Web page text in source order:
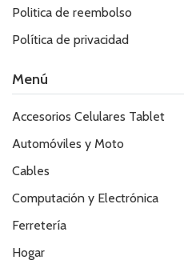
Politica de reembolso
Política de privacidad
Menú
Accesorios Celulares Tablet
Automóviles y Moto
Cables
Computación y Electrónica
Ferretería
Hogar